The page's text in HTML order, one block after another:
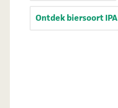
Ontdek biersoort IPA